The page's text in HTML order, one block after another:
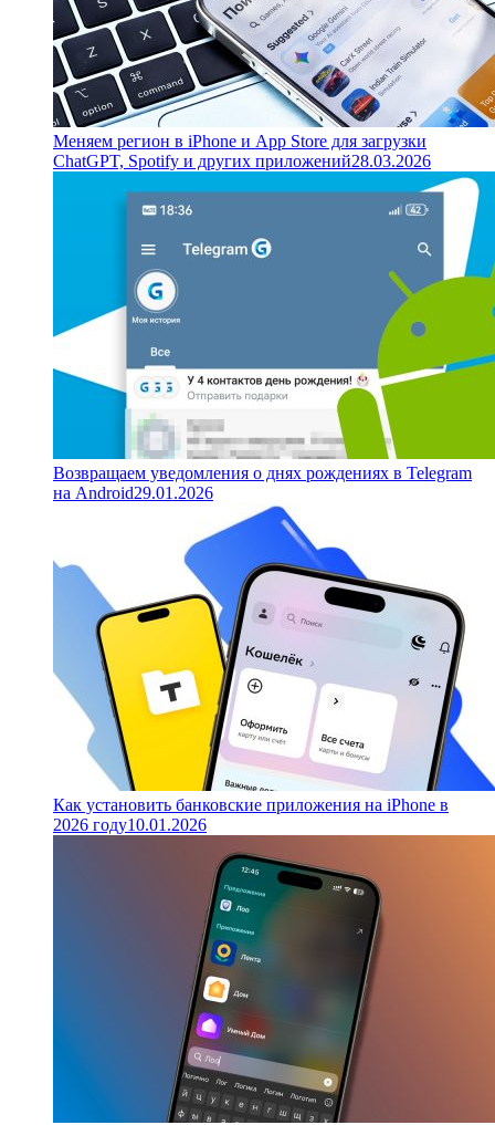
Меняем регион в iPhone и App Store для загрузки
ChatGPT, Spotify и других приложений28.03.2026
Возвращаем уведомления о днях рождениях в Telegram
на Android29.01.2026
Как установить банковские приложения на iPhone в
2026 году10.01.2026